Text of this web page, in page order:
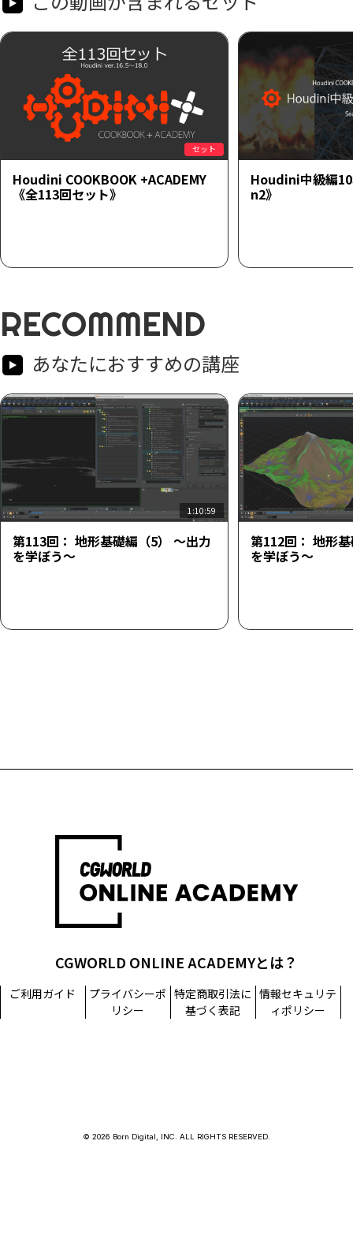
セット
Houdini COOKBOOK +ACADEMY
《全113回セット》
Houdini中級編
n2》
RECOMMEND
あなたにおすすめの講座
1:10:59
第113回： 地形基礎編（5） ～出力
を学ぼう～
第112回： 地形
を学ぼう～
CGWORLD ONLINE ACADEMYとは？
ご利用ガイド
プライバシーポ
リシー
特定商取引法に
基づく表記
情報セキュリテ
ィポリシー
© 2026 Born Digital, INC. ALL RIGHTS RESERVED.